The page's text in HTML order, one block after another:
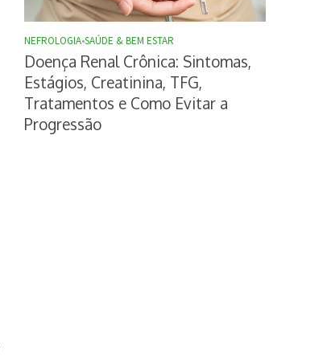
NEFROLOGIA•SAÚDE & BEM ESTAR
Doença Renal Crônica: Sintomas,
Estágios, Creatinina, TFG,
Tratamentos e Como Evitar a
Progressão